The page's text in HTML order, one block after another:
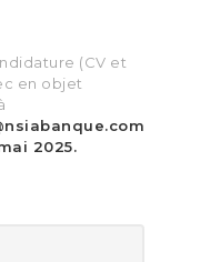
(CV et
en objet
2025.